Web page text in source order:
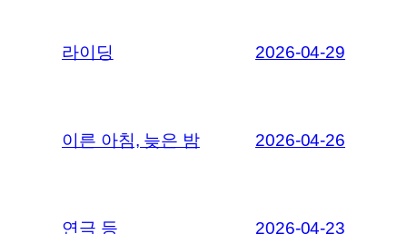
라이딩 2026-04-29
이른 아침, 늦은 밤 2026-04-26
연극 등 2026-04-23